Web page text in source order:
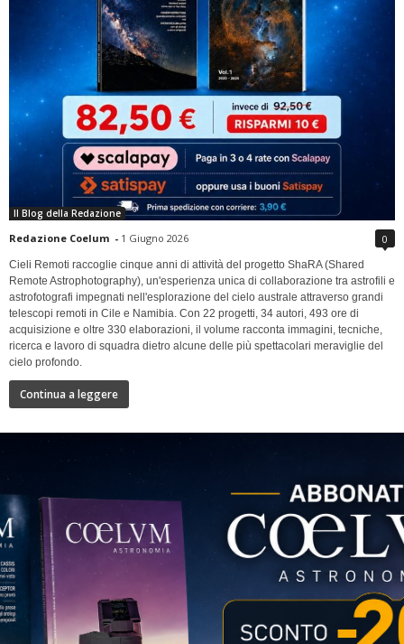
Il Blog della Redazione
Redazione Coelum - 1 Giugno 2026 0
Cieli Remoti raccoglie cinque anni di attività del progetto ShaRA (Shared
Remote Astrophotography), un'esperienza unica di collaborazione tra astrofili e
astrofotografi impegnati nell'esplorazione del cielo australe attraverso grandi
telescopi remoti in Cile e Namibia. Con 22 progetti, 34 autori, 493 ore di
acquisizione e oltre 330 elaborazioni, il volume racconta immagini, tecniche,
ricerca e lavoro di squadra dietro alcune delle più spettacolari meraviglie del
cielo profondo.
Continua a leggere